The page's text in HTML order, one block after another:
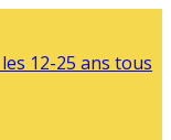
12-25 ans tous